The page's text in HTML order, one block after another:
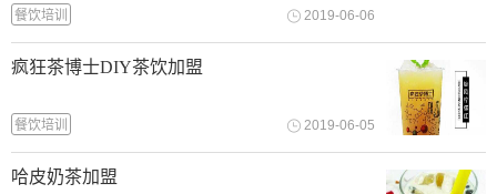
2019-06-06
餐饮培训
疯狂茶博士DIY茶饮加盟
2019-06-05
餐饮培训
哈皮奶茶加盟